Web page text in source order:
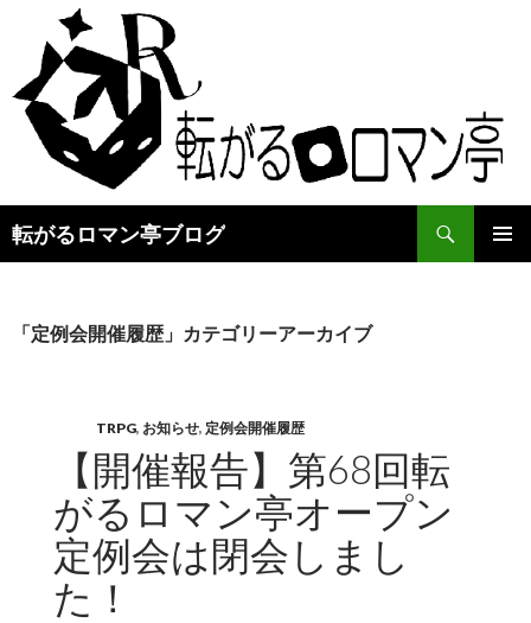
転がるロマン亭ブログ
検
索
ン「定例会開催履歴」カテゴリーアーカイブ
TRPG, お知らせ, 定例会開催履歴
【開催報告】第68回転
がるロマン亭オープン
定例会は閉会しまし
た！